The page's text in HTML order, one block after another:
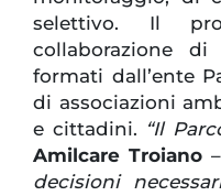
selettivo. Il
collaborazione
formati dall’ente
di associazioni
e cittadini. “Il
Amilcare Troiano –
decisioni